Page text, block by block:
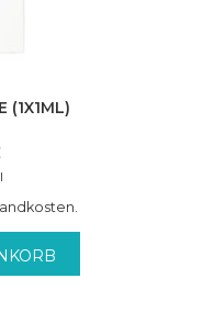
(1X1ML)